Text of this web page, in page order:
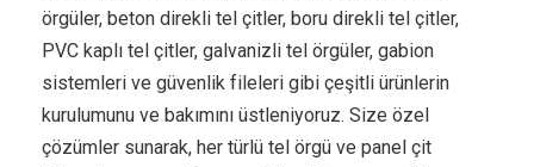
örgüler, beton direkli tel çitler, boru direkli tel çitler,
PVC kaplı tel çitler, galvanizli tel örgüler, gabion
sistemleri ve güvenlik fileleri gibi çeşitli ürünlerin
kurulumunu ve bakımını üstleniyoruz. Size özel
çözümler sunarak, her türlü tel örgü ve panel çit